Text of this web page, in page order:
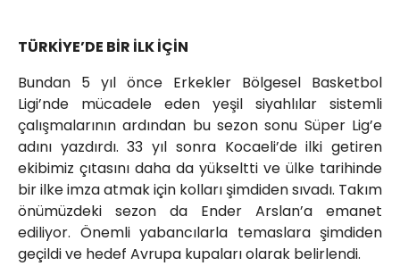
TÜRKİYE’DE BİR İLK İÇİN
Bundan 5 yıl önce Erkekler Bölgesel Basketbol
Ligi’nde mücadele eden yeşil siyahlılar sistemli
çalışmalarının ardından bu sezon sonu Süper Lig’e
adını yazdırdı. 33 yıl sonra Kocaeli’de ilki getiren
ekibimiz çıtasını daha da yükseltti ve ülke tarihinde
bir ilke imza atmak için kolları şimdiden sıvadı. Takım
önümüzdeki sezon da Ender Arslan’a emanet
ediliyor. Önemli yabancılarla temaslara şimdiden
geçildi ve hedef Avrupa kupaları olarak belirlendi.